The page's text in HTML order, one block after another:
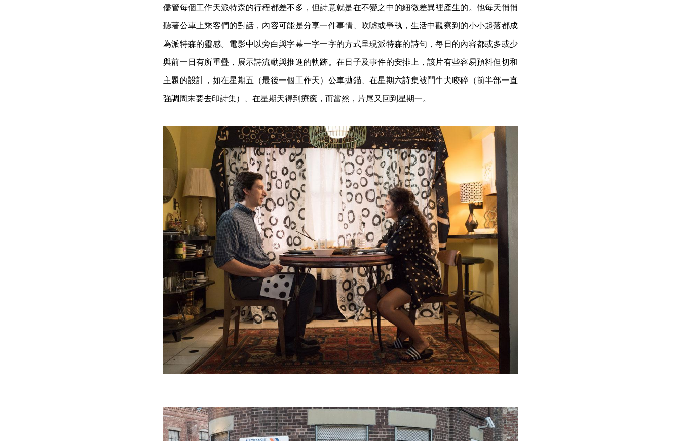
儘管每個工作天派特森的行程都差不多，但詩意就是在不變之中的細微差異裡產生的。他每天悄悄
聽著公車上乘客們的對話，內容可能是分享一件事情、吹噓或爭執，生活中觀察到的小小起落都成
為派特森的靈感。電影中以旁白與字幕一字一字的方式呈現派特森的詩句，每日的內容都或多或少
與前一日有所重疊，展示詩流動與推進的軌跡。在日子及事件的安排上，該片有些容易預料但切和
主題的設計，如在星期五（最後一個工作天）公車拋錨、在星期六詩集被鬥牛犬咬碎（前半部一直
強調周末要去印詩集）、在星期天得到療癒，而當然，片尾又回到星期一。